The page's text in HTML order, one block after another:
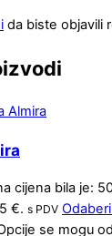
da biste objavili
cijena bila je:
€. s PDV
se mogu